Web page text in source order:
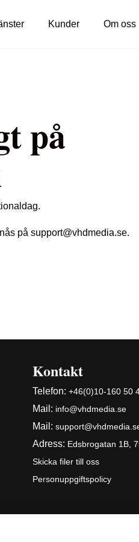
Kunder Om oss
på
på support@vhdmedia.se.
Kontakt
Telefon: +46(0)10-160 50
Mail: info@vhdmedia.se
Mail:
Adress: Edsbrogatan 1B,
Skicka filer till oss
Personuppgiftspolicy